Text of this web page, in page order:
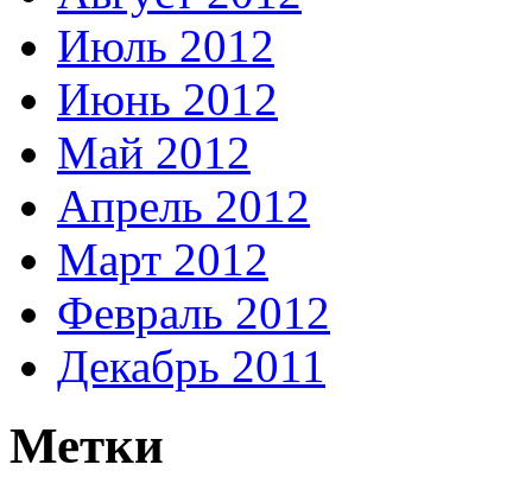
Июль 2012
Июнь 2012
Май 2012
Апрель 2012
Март 2012
Февраль 2012
Декабрь 2011
Метки